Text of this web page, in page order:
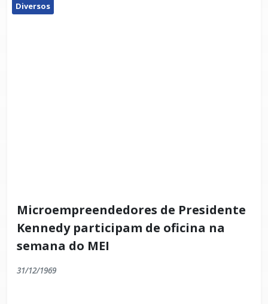
Diversos
Microempreendedores de Presidente
Kennedy participam de oficina na
semana do MEI
31/12/1969